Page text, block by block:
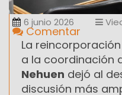
6 junio 2026
Comentar
La
a la coordinación
Nehuen dejó al
discusión más